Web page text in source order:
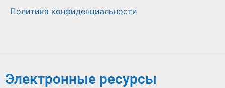
Политика конфиденциальности
Электронные ресурсы